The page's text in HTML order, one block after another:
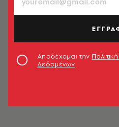
Αποδέχομαι την
Δεδομένων